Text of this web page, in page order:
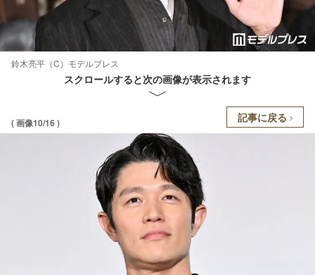
鈴木亮平（C）モデルプレス
スクロールすると次の画像が表示されます
( 画像10/16 ) 記事に戻る